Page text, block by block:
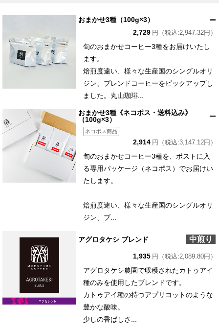
おまかせ3種（100g×3）
2,729 円（税込:2,947.32円）
旬のおまかせコーヒー3種をお届けいたし
ます。
焙煎度違い、様々な生産国のシングルオリ
ジン、ブレンドコーヒーをピックアップし
ました。丸山珈琲...
おまかせ3種《ネコポス・送料込み》
（100g×3）
ネコポス商品
2,914 円（税込:3,147.12円）
旬のおまかせコーヒー3種を、ポストに入
る専用パッケージ（ネコポス）でお届けい
たします。
焙煎度違い、様々な生産国のシングルオリ
ジン、ブ...
アグロタケシ ブレンド 中煎り
1,935 円（税込:2,089.80円）
アグロタケシ農園で収穫されたカトゥアイ
種のみを使用したブレンドです。
カトゥアイ種の持つアプリコットのような
豊かな酸味。
少しの香ばしさ...